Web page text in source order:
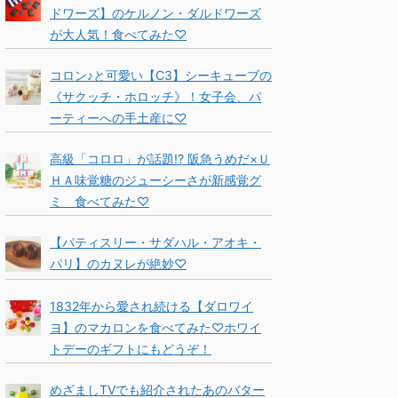
ドワーズ】のケルノン・ダルドワーズ
が大人気！食べてみた♡
コロン♪と可愛い【C3】シーキューブの
《サクッチ・ホロッチ》！女子会、パ
ーティーへの手土産に♡
高級「コロロ」が話題!? 阪急うめだ×Ｕ
ＨＡ味覚糖のジューシーさが新感覚グ
ミ 食べてみた♡
【パティスリー・サダハル・アオキ・
パリ】のカヌレが絶妙♡
1832年から愛され続ける【ダロワイ
ヨ】のマカロンを食べてみた♡ホワイ
トデーのギフトにもどうぞ！
めざましTVでも紹介されたあのバター